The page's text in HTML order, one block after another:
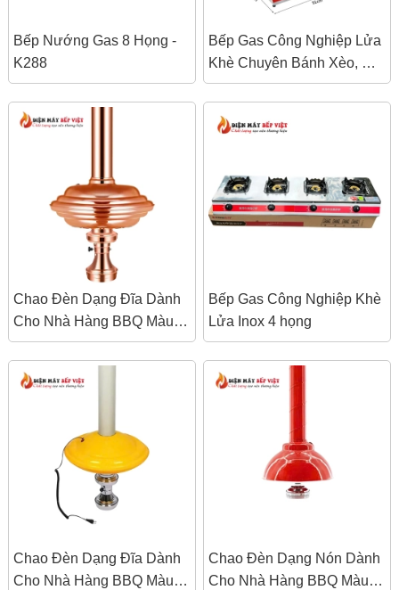
Bếp Nướng Gas 8 Họng -
K288
Bếp Gas Công Nghiệp Lửa
Khè Chuyên Bánh Xèo, Mỳ
Cay 1, 2, 3, 4, 6 Họng
Chao Đèn Dạng Đĩa Dành
Cho Nhà Hàng BBQ Màu
Đồng
Bếp Gas Công Nghiệp Khè
Lửa Inox 4 họng
Chao Đèn Dạng Đĩa Dành
Cho Nhà Hàng BBQ Màu
Chao Đèn Dạng Nón Dành
Cho Nhà Hàng BBQ Màu